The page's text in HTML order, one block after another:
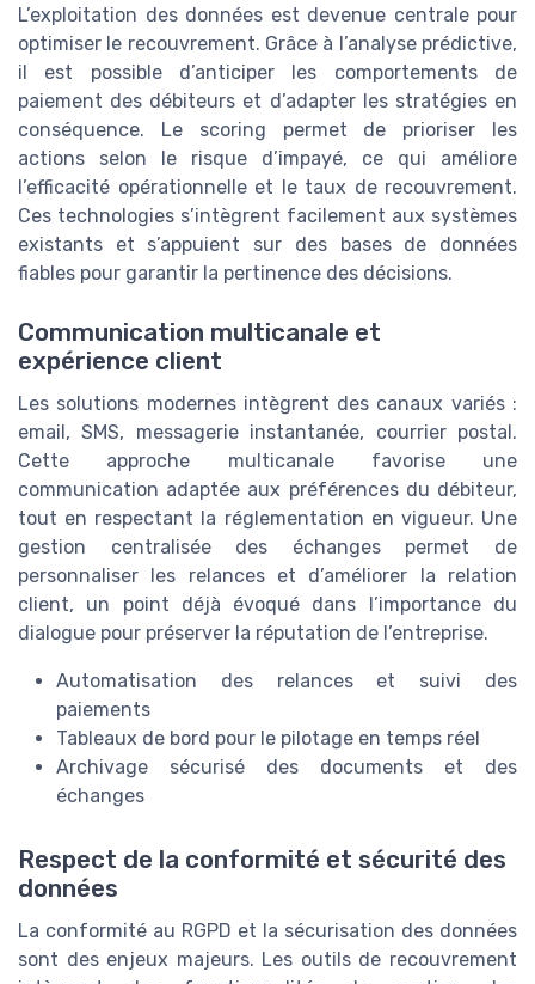
L’exploitation des données est devenue centrale pour
optimiser le recouvrement. Grâce à l’analyse prédictive,
il est possible d’anticiper les comportements de
paiement des débiteurs et d’adapter les stratégies en
conséquence. Le scoring permet de prioriser les
actions selon le risque d’impayé, ce qui améliore
l’efficacité opérationnelle et le taux de recouvrement.
Ces technologies s’intègrent facilement aux systèmes
existants et s’appuient sur des bases de données
fiables pour garantir la pertinence des décisions.
Communication multicanale et
expérience client
Les solutions modernes intègrent des canaux variés :
email, SMS, messagerie instantanée, courrier postal.
Cette approche multicanale favorise une
communication adaptée aux préférences du débiteur,
tout en respectant la réglementation en vigueur. Une
gestion centralisée des échanges permet de
personnaliser les relances et d’améliorer la relation
client, un point déjà évoqué dans l’importance du
dialogue pour préserver la réputation de l’entreprise.
Automatisation des relances et suivi des
paiements
Tableaux de bord pour le pilotage en temps réel
Archivage sécurisé des documents et des
échanges
Respect de la conformité et sécurité des
données
La conformité au RGPD et la sécurisation des données
sont des enjeux majeurs. Les outils de recouvrement